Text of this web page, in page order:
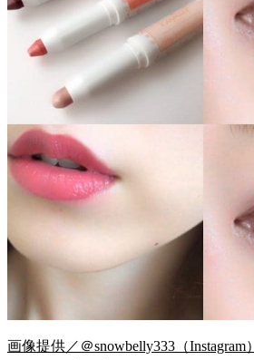
画像提供／＠snowbelly333（Instagram）